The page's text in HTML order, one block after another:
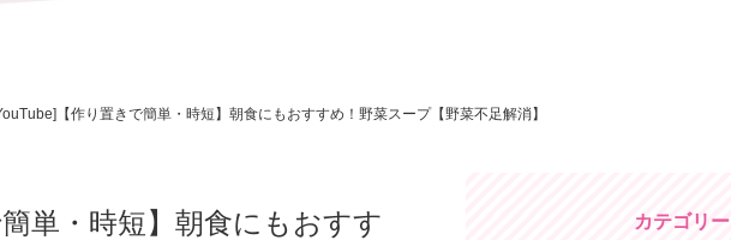
【作り置きで簡単・時短】朝食にもおすすめ！野菜スープ【野菜不足解消】
単・時短】朝食にもおすす
カテゴリー